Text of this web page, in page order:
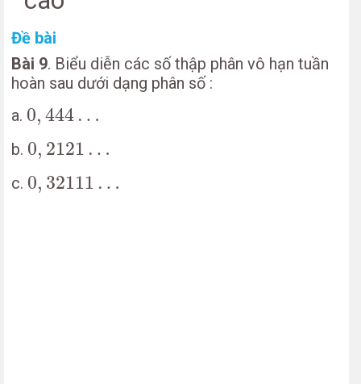
Đề bài
Bài 9. Biểu diễn các số thập phân vô hạn tuần
hoàn sau dưới dạng phân số :
a. 0, 444 …
0 444
b. 0, 2121 …
0 2121
c. 0, 32111 …
0 32111